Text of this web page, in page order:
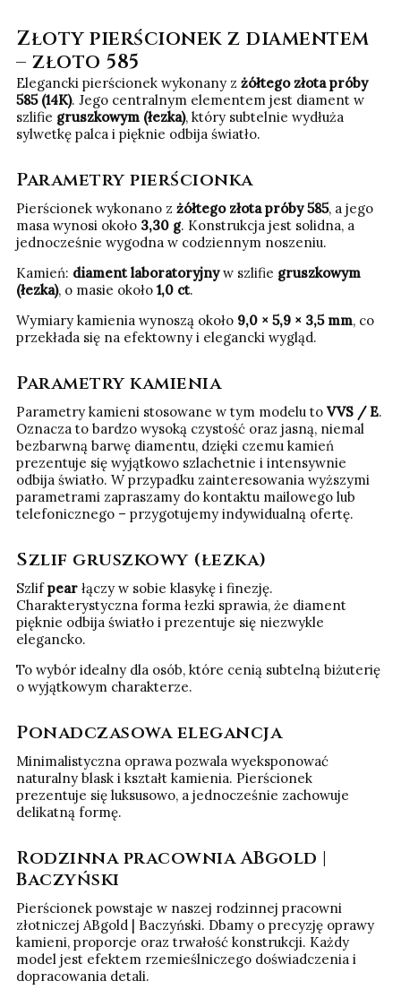
Złoty pierścionek z diamentem
– złoto 585
Elegancki pierścionek wykonany z żółtego złota próby
585 (14K). Jego centralnym elementem jest diament w
szlifie gruszkowym (łezka), który subtelnie wydłuża
sylwetkę palca i pięknie odbija światło.
Parametry pierścionka
Pierścionek wykonano z żółtego złota próby 585, a jego
masa wynosi około 3,30 g. Konstrukcja jest solidna, a
jednocześnie wygodna w codziennym noszeniu.
Kamień: diament laboratoryjnyw szlifie gruszkowym
(łezka), o masie około 1,0 ct.
Wymiary kamienia wynoszą około 9,0 × 5,9 × 3,5 mm, co
przekłada się na efektowny i elegancki wygląd.
Parametry kamienia
Parametry kamieni stosowane w tym modelu to VVS / E.
Oznacza to bardzo wysoką czystość oraz jasną, niemal
bezbarwną barwę diamentu, dzięki czemu kamień
prezentuje się wyjątkowo szlachetnie i intensywnie
odbija światło. W przypadku zainteresowania wyższymi
parametrami zapraszamy do kontaktu mailowego lub
telefonicznego – przygotujemy indywidualną ofertę.
Szlif gruszkowy (łezka)
Szlifpear łączy w sobie klasykę i finezję.
Charakterystyczna forma łezki sprawia, że diament
pięknie odbija światło i prezentuje się niezwykle
elegancko.
To wybór idealny dla osób, które cenią subtelną biżuterię
o wyjątkowym charakterze.
Ponadczasowa elegancja
Minimalistyczna oprawa pozwala wyeksponować
naturalny blask i kształt kamienia. Pierścionek
prezentuje się luksusowo, a jednocześnie zachowuje
delikatną formę.
Rodzinna pracownia ABgold |
Baczyński
Pierścionek powstaje w naszej rodzinnej pracowni
złotniczej ABgold | Baczyński. Dbamy o precyzję oprawy
kamieni, proporcje oraz trwałość konstrukcji. Każdy
model jest efektem rzemieślniczego doświadczenia i
dopracowania detali.